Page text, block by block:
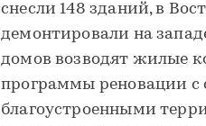
снесли 148 зданий, в
демонтировали на
домов возводят жилые
программы реновации с
благоустроенными